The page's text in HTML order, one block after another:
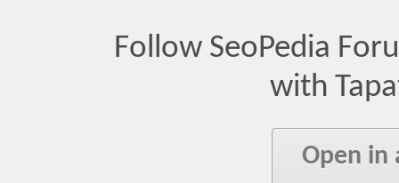
Follow SeoPedia
with
Open in